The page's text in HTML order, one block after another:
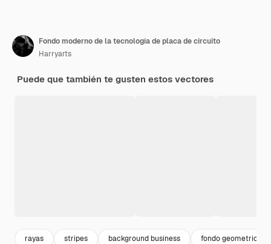
Fondo moderno de la tecnología de placa de circuito
Harryarts
Puede que también te gusten estos vectores
rayas stripes background business fondo geometrico